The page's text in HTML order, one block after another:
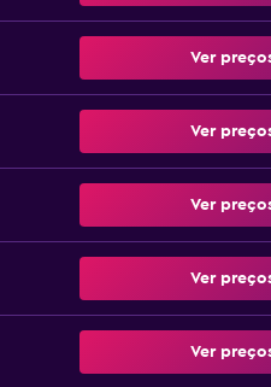
Ver
Ver
Ver
Ver
Ver